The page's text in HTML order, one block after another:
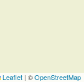
Leaflet | ©OpenStreetMap